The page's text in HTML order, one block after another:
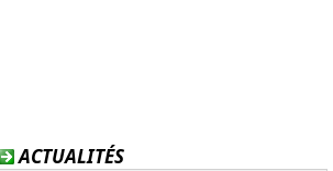
ACTUALITÉS